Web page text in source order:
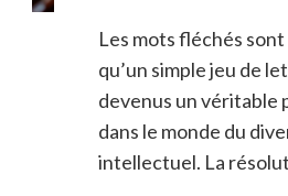
Les mots fléchés
qu’un simple jeu de
devenus un véritable
dans le monde du
intellectuel. La